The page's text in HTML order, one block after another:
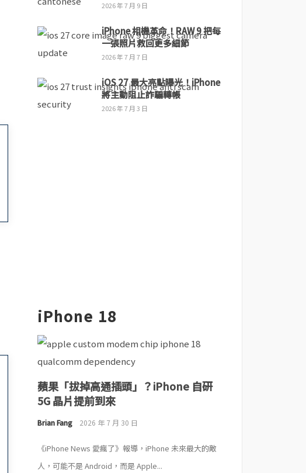
2026 年 7 月 9 日
iPhone 相機革命！RAW 9 把每
一張照片救回更多細節
2026 年 7 月 7 日
iOS 27 最大亮點曝光！iPhone
將主動阻止詐騙轉帳
2026 年 7 月 3 日
iPhone 18
蘋果「拔掉高通插頭」？iPhone 自研
5G 晶片提前到來
Brian Fang 2026 年 7 月 30 日
《iPhone News 愛瘋了》報導，iPhone 未來最大的敵
人，可能不是 Android，而是 Apple...